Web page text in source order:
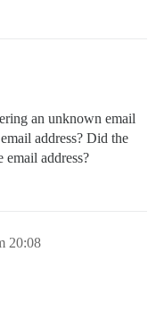
an unknown email
address? Did the
address?
20:08